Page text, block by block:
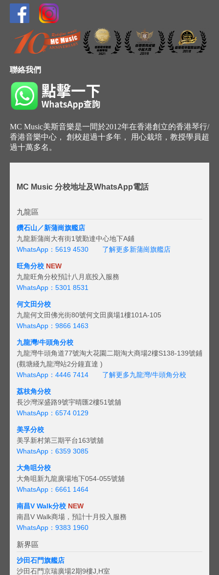
聯絡我們
MC Music美斯音樂是一間於2012年在香港創立的香港琴行/
香港音樂中心， 創校超過十多年， 用心栽培，教授學員超
過十萬多名。
MC Music 分校地址及WhatsApp電話
九龍區
鑽石山／新蒲崗旗艦店
九龍新蒲崗大有街1號勤達中心地下A鋪
WhatsApp：5619 4530
了解更多新蒲崗旗艦店
旺角分校 NEW
九龍旺角分校預計八月底投入服務
WhatsApp：5301 8531
何文田分校
九龍何文田佛光街80號何文田廣場1樓101A-105
WhatsApp：9866 1463
九龍灣/牛頭角分校
九龍灣牛頭角道77號淘大花園二期淘大商場2樓S138-139號鋪
(觀塘綫九龍灣站2分鐘直達 )
WhatsApp：4446 7414
了解更多九龍灣/牛頭角分校
荔枝角分校
長沙灣深盛路9號宇晴匯2樓51號舖
WhatsApp：6574 0129
美孚分校
美孚新村第三期平台163號舖
WhatsApp：6359 3085
大角咀分校
大角咀新九龍廣場地下054-055號舖
WhatsApp：6661 1464
南昌V Walk分校 NEW
南昌V Walk商場，預計十月投入服務
WhatsApp：9383 1960
新界區
沙田石門旗艦店
沙田石門京瑞廣場2期9樓J,H室